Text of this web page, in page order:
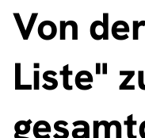
Von
Liste"